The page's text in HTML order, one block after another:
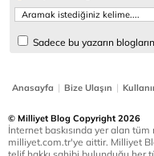
Sadece bu yazarın
Anasayfa | Bize Ulaşın |
© Milliyet Blog Copyright 2026
İnternet baskısında yer alan
milliyet.com.tr'ye aittir. Milliyet